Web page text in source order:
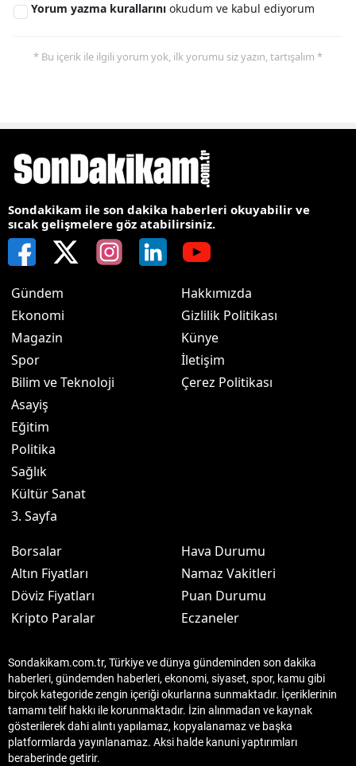
Yorum yazma kurallarını okudum ve kabul ediyorum
* Bu içerik ile ilgili yorum yok, ilk yorumu siz yazın, tartışalım *
Sondakikam ile son dakika haberleri okuyabilir ve
sıcak gelişmelere göz atabilirsiniz.
Gündem
Ekonomi
Magazin
Spor
Bilim ve Teknoloji
Asayiş
Eğitim
Politika
Sağlık
Kültür Sanat
3. Sayfa
Hakkımızda
Gizlilik Politikası
Künye
İletişim
Çerez Politikası
Borsalar
Altın Fiyatları
Döviz Fiyatları
Kripto Paralar
Hava Durumu
Namaz Vakitleri
Puan Durumu
Eczaneler
Sondakikam.com.tr, Türkiye ve dünya gündeminden son dakika
haberleri, gündemden haberleri, ekonomi, siyaset, spor, kamu gibi
birçok kategoride zengin içeriği okurlarına sunmaktadır. İçeriklerinin
tamamı telif hakkı ile korunmaktadır. İzin alınmadan ve kaynak
gösterilerek dahi alıntı yapılamaz, kopyalanamaz ve başka
platformlarda yayınlanamaz. Aksi halde kanuni yaptırımları
beraberinde getirir.